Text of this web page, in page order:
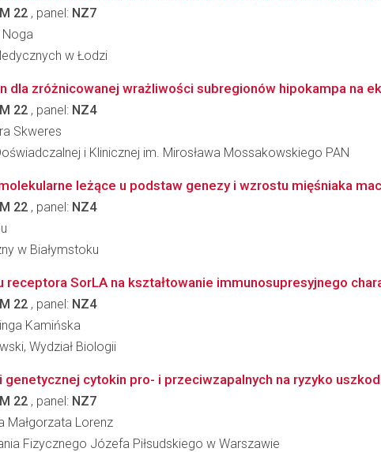
22 , panel: NZ7
Noga
w Łodzi
dla zróżnicowanej wrażliwości subregionów hipokampa na
22 , panel: NZ4
Skweres
i Klinicznej im. Mirosława Mossakowskiego PAN
leżące u podstaw genezy i wzrostu mięśniaka
22 , panel: NZ4
w Białymstoku
receptora SorLA na kształtowanie immunosupresyjnego
22 , panel: NZ4
Kamińska
Wydział Biologii
genetycznej cytokin pro- i przeciwzapalnych na ryzyko
22 , panel: NZ7
Małgorzata Lorenz
Fizycznego Józefa Piłsudskiego w Warszawie